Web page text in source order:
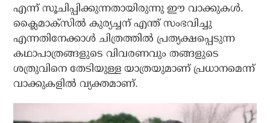
എന്ന് സൂചിപ്പിക്കുന്നതായിരുന്നു ഈ വാക്കുകള്‍.
ക്ലൈമാക്‌സില്‍ കുര്യച്ചന് എന്ത് സംഭവിച്ചു
എന്നതിനേക്കാള്‍ ചിത്രത്തില്‍ പ്രത്യക്ഷപ്പെടുന്ന
കഥാപാത്രങ്ങളുടെ വിവരണവും തങ്ങളുടെ
ശത്രുവിനെ തേടിയുള്ള യാത്രയുമാണ് പ്രധാനമെന്ന്
വാക്കുകളില്‍ വ്യക്തമാണ്.